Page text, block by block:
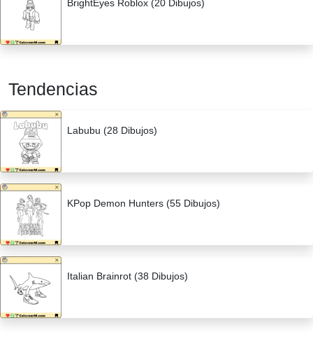
BrightEyes Roblox (20 Dibujos)
Tendencias
Labubu (28 Dibujos)
KPop Demon Hunters (55 Dibujos)
Italian Brainrot (38 Dibujos)